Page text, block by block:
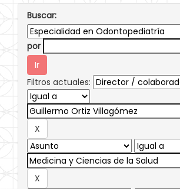
Buscar:
por
Filtros actuales: